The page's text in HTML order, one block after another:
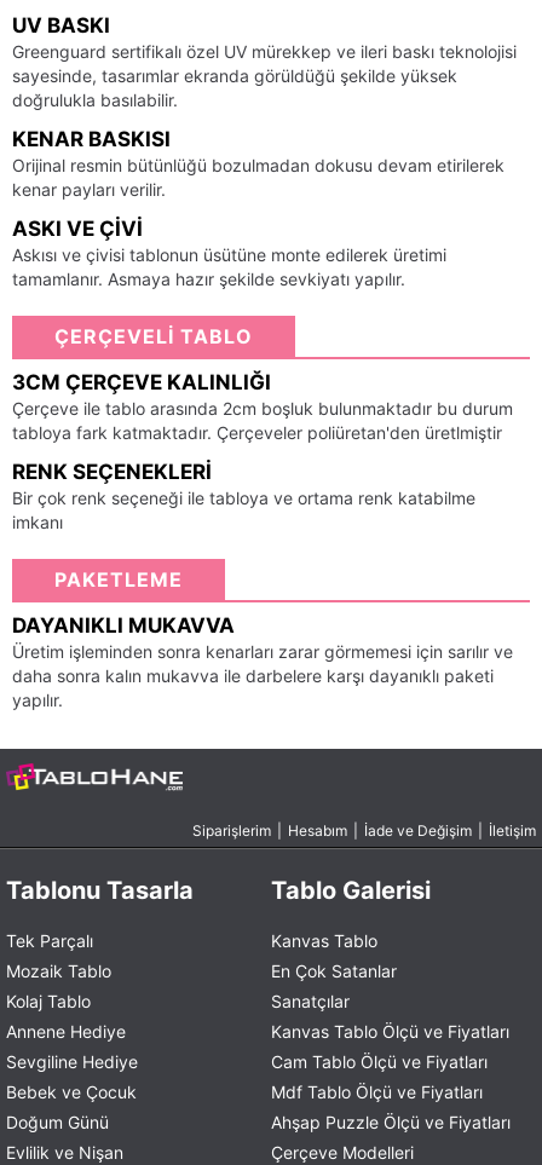
UV BASKI
Greenguard sertifikalı özel UV mürekkep ve ileri baskı teknolojisi
sayesinde, tasarımlar ekranda görüldüğü şekilde yüksek
doğrulukla basılabilir.
KENAR BASKISI
Orijinal resmin bütünlüğü bozulmadan dokusu devam etirilerek
kenar payları verilir.
ASKI VE ÇIVI
Askısı ve çivisi tablonun üsütüne monte edilerek üretimi
tamamlanır. Asmaya hazır şekilde sevkiyatı yapılır.
ÇERÇEVELİ TABLO
3CM ÇERÇEVE KALINLIĞI
Çerçeve ile tablo arasında 2cm boşluk bulunmaktadır bu durum
tabloya fark katmaktadır. Çerçeveler poliüretan'den üretlmiştir
RENK SEÇENEKLERI
Bir çok renk seçeneği ile tabloya ve ortama renk katabilme
imkanı
PAKETLEME
DAYANIKLI MUKAVVA
Üretim işleminden sonra kenarları zarar görmemesi için sarılır ve
daha sonra kalın mukavva ile darbelere karşı dayanıklı paketi
yapılır.
Siparişlerim Hesabım İade ve Değişim İletişim
Tablonu Tasarla
Tek Parçalı
Mozaik Tablo
Kolaj Tablo
Annene Hediye
Sevgiline Hediye
Bebek ve Çocuk
Doğum Günü
Evlilik ve Nişan
Tablo Galerisi
Kanvas Tablo
En Çok Satanlar
Sanatçılar
Kanvas Tablo Ölçü ve Fiyatları
Cam Tablo Ölçü ve Fiyatları
Mdf Tablo Ölçü ve Fiyatları
Ahşap Puzzle Ölçü ve Fiyatları
Çerçeve Modelleri